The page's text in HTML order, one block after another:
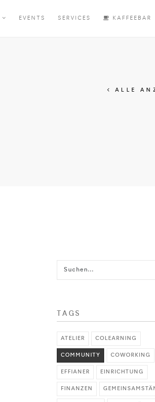
EVENTS SERVICES KAFFEEBAR
ALLE
TAGS
ATELIER COLEARNING
COMMUNITY COWORKING
EFFIANER EINRICHTUNG
FINANZEN